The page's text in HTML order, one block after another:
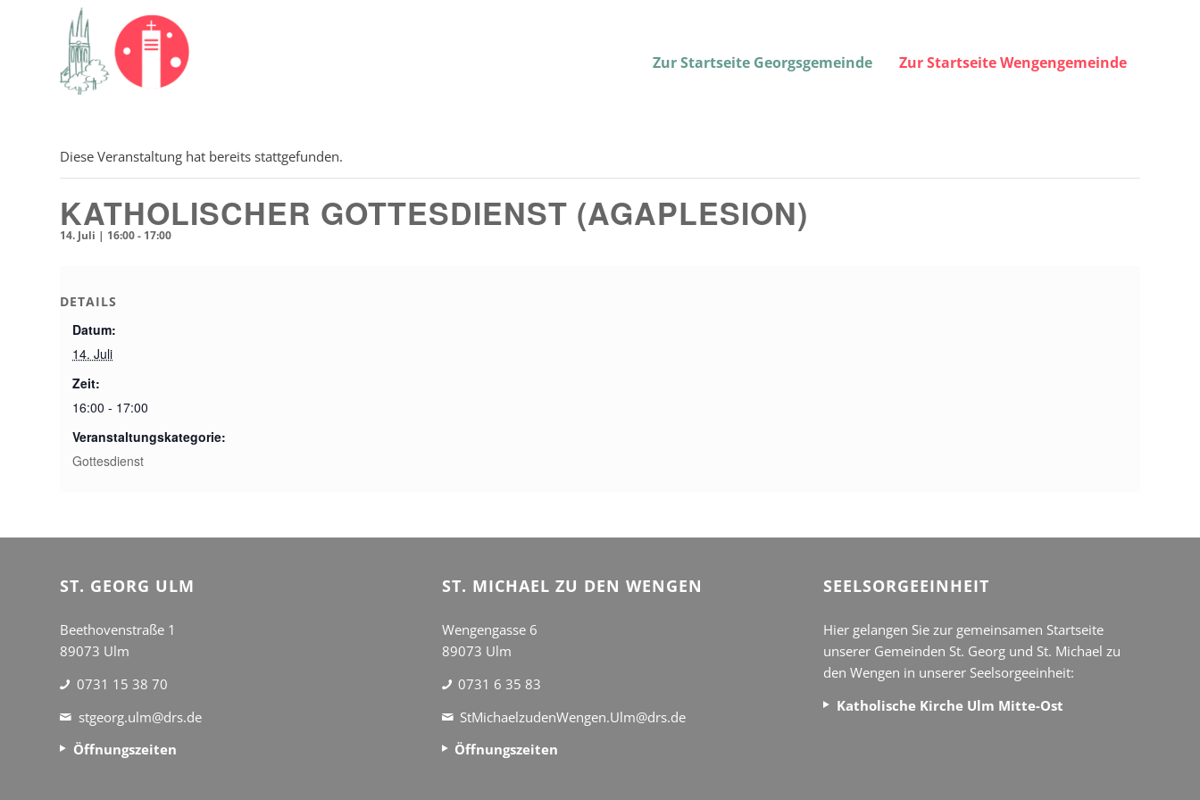
Zur Startseite Georgsgemeinde Zur Startseite Wengengemeinde
Diese Veranstaltung hat bereits stattgefunden.
KATHOLISCHER GOTTESDIENST (AGAPLESION)
14. Juli | 16:00- 17:00
DETAILS
Datum:
14. Juli
Zeit:
16:00 - 17:00
Veranstaltungskategorie:
Gottesdienst
ST. GEORG ULM
Beethovenstraße 1
89073 Ulm
0731 15 38 70
stgeorg.ulm@drs.de
Öffnungszeiten
ST. MICHAEL ZU DEN WENGEN
Wengengasse 6
89073 Ulm
0731 6 35 83
StMichaelzudenWengen.Ulm@drs.de
Öffnungszeiten
SEEL­SORGE­EINHEIT
Hier gelangen Sie zur gemeinsamen Startseite
unserer Gemeinden St. Georg und St. Michael zu
den Wengen in unserer Seelsorgeeinheit:
Katholische Kirche Ulm Mitte-Ost